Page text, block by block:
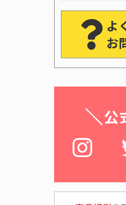
よ
お
公